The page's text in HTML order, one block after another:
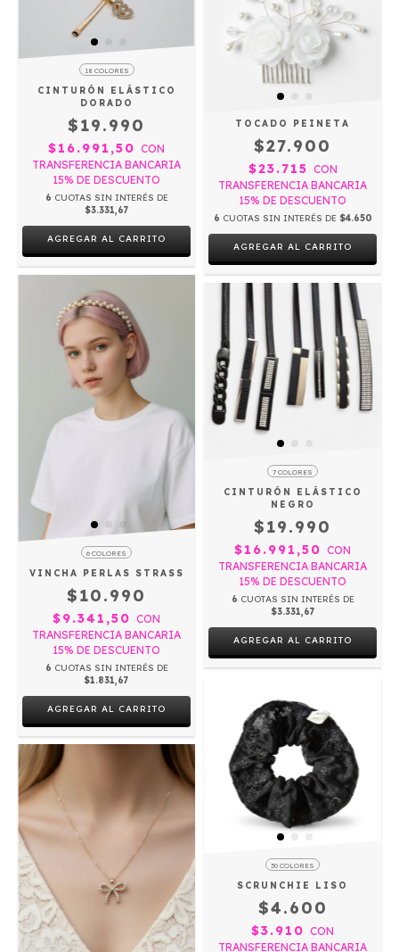
18 COLORES
CINTURÓN ELÁSTICO
DORADO
$19.990
$16.991,50 CON
TRANSFERENCIA BANCARIA
15% DE DESCUENTO
6 CUOTAS SIN INTERÉS DE
$3.331,67
AGREGAR AL CARRITO
TOCADO PEINETA
$27.900
$23.715 CON
TRANSFERENCIA BANCARIA
15% DE DESCUENTO
6 CUOTAS SIN INTERÉS DE $4.650
AGREGAR AL CARRITO
6 COLORES
VINCHA PERLAS STRASS
$10.990
$9.341,50 CON
TRANSFERENCIA BANCARIA
15% DE DESCUENTO
6 CUOTAS SIN INTERÉS DE
$1.831,67
AGREGAR AL CARRITO
7 COLORES
CINTURÓN ELÁSTICO
NEGRO
$19.990
$16.991,50 CON
TRANSFERENCIA BANCARIA
15% DE DESCUENTO
6 CUOTAS SIN INTERÉS DE
$3.331,67
AGREGAR AL CARRITO
30 COLORES
SCRUNCHIE LISO
$4.600
$3.910 CON
TRANSFERENCIA BANCARIA